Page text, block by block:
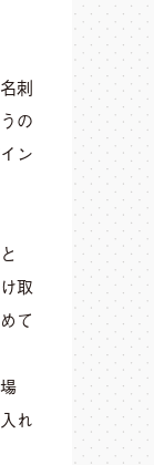
刺
の
ン
取
て
れ